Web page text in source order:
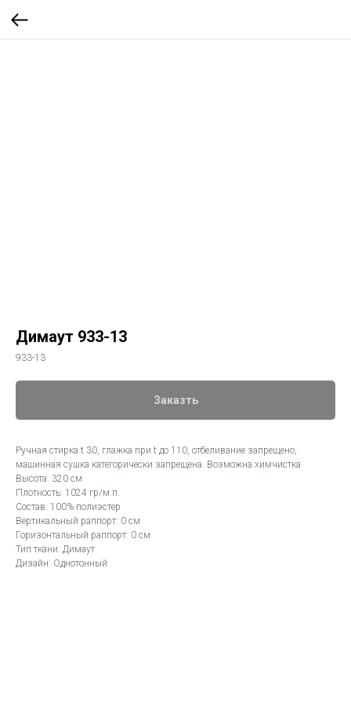
Димаут 933-13
933-13
Заказть
Ручная стирка t 30, глажка при t до 110, отбеливание запрещено,
машинная сушка категорически запрещена. Возможна химчистка
Высота: 320 см
Плотность: 1024 гр/м.п.
Состав: 100% полиэстер
Вертикальный раппорт: 0 см
Горизонтальный раппорт: 0 см
Тип ткани: Димаут
Дизайн: Однотонный